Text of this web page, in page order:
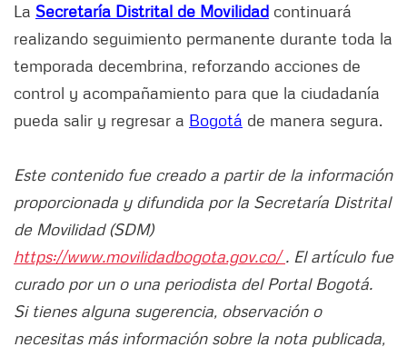
La Secretaría Distrital de Movilidad continuará
realizando seguimiento permanente durante toda la
temporada decembrina, reforzando acciones de
control y acompañamiento para que la ciudadanía
pueda salir y regresar a Bogotá de manera segura.
Este contenido fue creado a partir de la información
proporcionada y difundida por la Secretaría Distrital
de Movilidad (SDM)
https://www.movilidadbogota.gov.co/. El artículo fue
curado por un o una periodista del Portal Bogotá.
Si tienes alguna sugerencia, observación o
necesitas más información sobre la nota publicada,